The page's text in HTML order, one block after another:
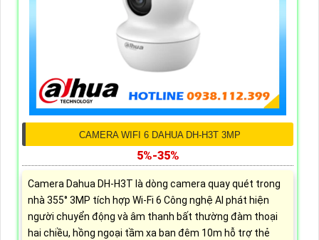
CAMERA WIFI 6 DAHUA DH-H3T 3MP
5%-35%
Camera Dahua DH-H3T là dòng camera quay quét trong
nhà 355° 3MP tích hợp Wi-Fi 6 Công nghệ AI phát hiện
người chuyển động và âm thanh bất thường đàm thoại
hai chiều, hồng ngoại tầm xa ban đêm 10m hỗ trợ thẻ